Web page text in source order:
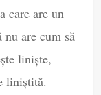
care are un
nu are cum să
liniște,
liniștită.